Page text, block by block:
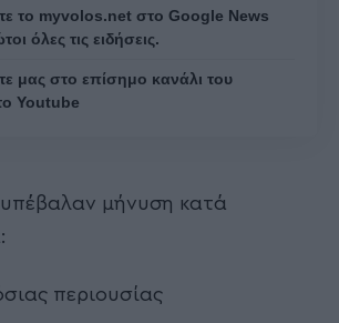
το myvolos.net στο Google News
όλες τις ειδήσεις.
μας στο επίσημο κανάλι του
Youtube
υπέβαλαν μήνυση κατά
περιουσίας